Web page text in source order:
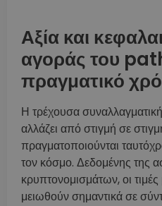
Αξία και
αγοράς του
πραγματικό
Η τρέχουσα
αλλάζει από στιγμή σε
πραγματοποιούνται
τον κόσμο. Δεδομένης της
κρυπτονομισμάτων, οι
μειωθούν σημαντικά σε